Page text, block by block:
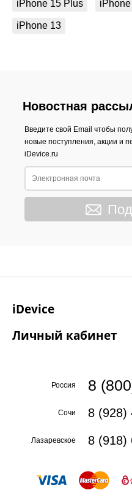
iPhone 15 Plus
iPhone 13
Новостная
Введите свой Email чтобы
новые поступления, акции и
iDevice.ru
iDevice
Личный кабинет
Россия 8
Сочи 8 (928)
Лазаревское 8 (918)